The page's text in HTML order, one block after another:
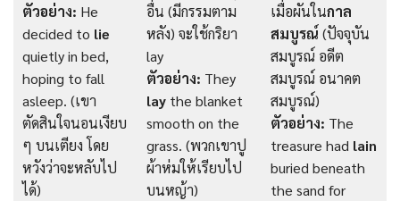
ตัวอย่าง: He
decided to lie
quietly in bed,
hoping to fall
asleep. (เขา
ตัดสินใจนอนเงียบ
ๆ บนเตียง โดย
หวังว่าจะหลับไป
ได้)
อื่น (มีกรรมตาม
หลัง) จะใช้กริยา
lay
ตัวอย่าง: They
lay the blanket
smooth on the
grass. (พวกเขาปู
ผ้าห่มให้เรียบไป
บนหญ้า)
เมื่อผันในกาล
สมบูรณ์ (ปัจจุบัน
สมบูรณ์ อดีต
สมบูรณ์ อนาคต
สมบูรณ์)
ตัวอย่าง: The
treasure had lain
buried beneath
the sand for